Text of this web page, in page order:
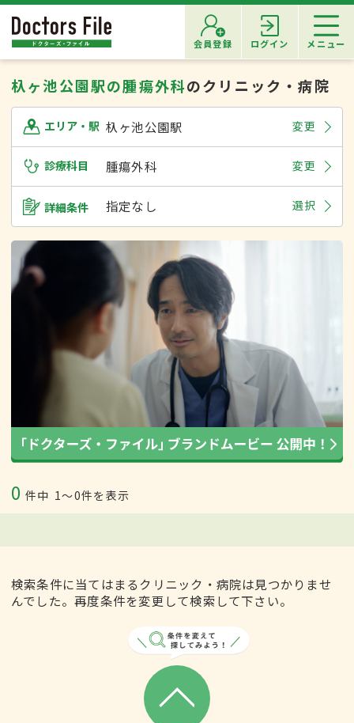
会員登録 ログイン メニュー
杁ヶ池公園駅の腫瘍外科のクリニック・病院
エリア・駅 杁ヶ池公園駅 変更
診療科目 腫瘍外科 変更
詳細条件 指定なし 選択
0 件中 1〜0件を表示
検索条件に当てはまるクリニック・病院は見つかりませ
んでした。再度条件を変更して検索して下さい。